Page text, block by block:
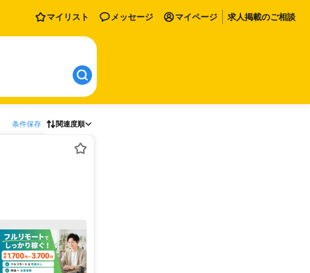
マイリスト メッセージ マイページ 求人掲載のご相談
条件保存 関連度順